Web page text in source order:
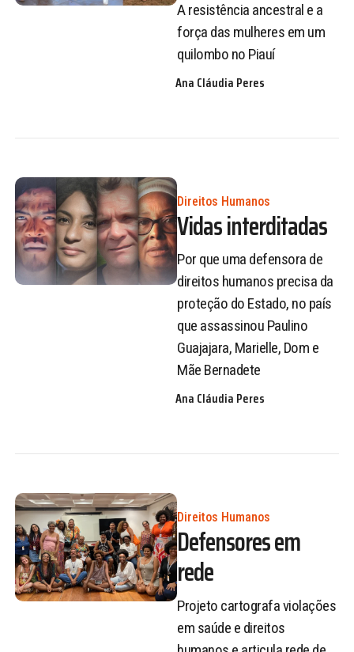
A resistência ancestral e a
força das mulheres em um
quilombo no Piauí
Ana Cláudia Peres
Direitos Humanos
Vidas interditadas
Por que uma defensora de
direitos humanos precisa da
proteção do Estado, no país
que assassinou Paulino
Guajajara, Marielle, Dom e
Mãe Bernadete
Ana Cláudia Peres
Direitos Humanos
Defensores em
rede
Projeto cartografa violações
em saúde e direitos